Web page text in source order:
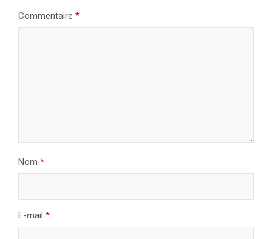
Commentaire *
Nom *
E-mail *